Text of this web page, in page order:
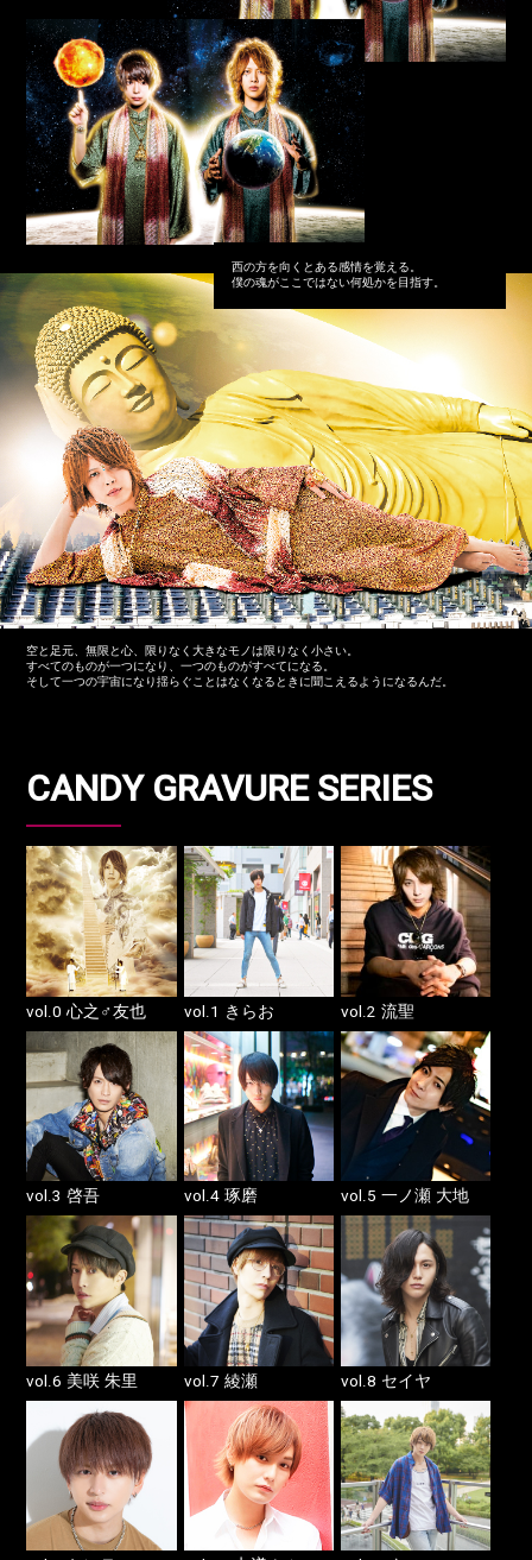
西の方を向くとある感情を覚える。
僕の魂がここではない何処かを目指す。
空と足元、無限と心、限りなく大きなモノは限りなく小さい。
すべてのものが一つになり、一つのものがすべてになる。
そして一つの宇宙になり揺らぐことはなくなるときに聞こえるようになるんだ。
CANDY GRAVURE SERIES
vol.0 心之♂友也 vol.1 きらお vol.2 流聖
vol.3 啓吾 vol.4 琢磨 vol.5 一ノ瀬 大地
vol.6 美咲 朱里 vol.7 綾瀬 vol.8 セイヤ